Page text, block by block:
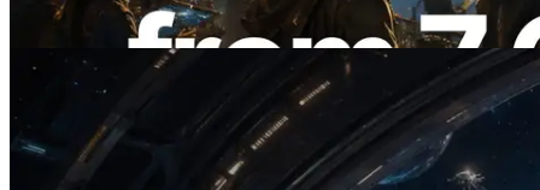
Leer este artículo